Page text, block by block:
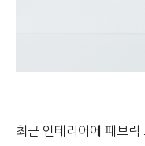
최근 인테리어에 패브릭